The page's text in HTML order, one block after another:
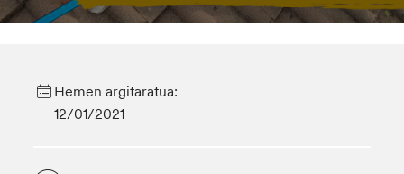
Hemen argitaratua:
12/01/2021